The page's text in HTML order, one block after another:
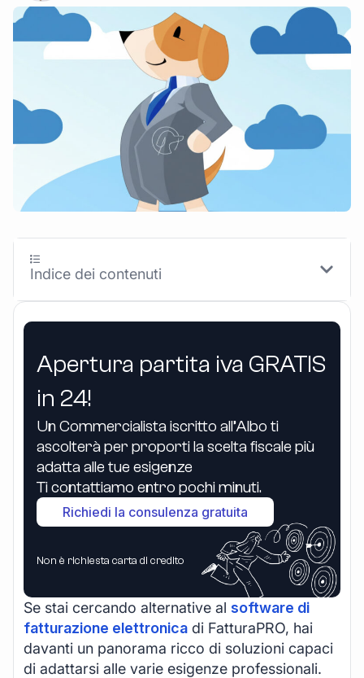
Apertura partita iva GRATIS
in 24!
Un Commercialista iscritto all’Albo ti
ascolterà per proporti la scelta fiscale più
adatta alle tue esigenze
Ti contattiamo entro pochi minuti.
Richiedi la consulenza gratuita
Non è richiesta carta di credito
Se stai cercando alternative al software di
fatturazione elettronica di FatturaPRO, hai
davanti un panorama ricco di soluzioni capaci
di adattarsi alle varie esigenze professionali.
Indice dei contenuti